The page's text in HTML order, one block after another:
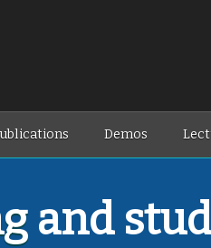
and
Demos